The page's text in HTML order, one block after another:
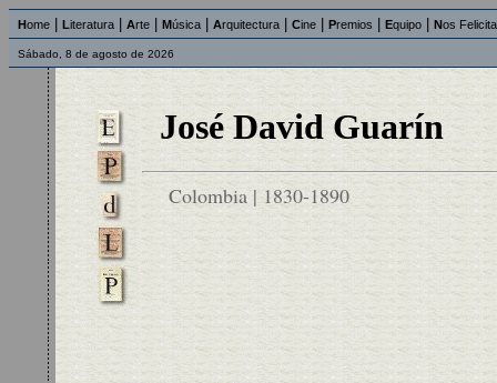
Home Literatura Arte Música Arquitectura Cine Premios Equipo Nos
Sábado, 8 de agosto de 2026
José David Guarín
Colombia | 1830-1890